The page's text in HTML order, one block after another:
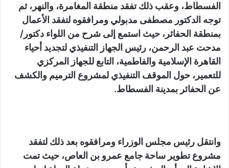
الفسطاط، وعقب ذلك تفقد منطقة المغامرة، والنهر، ثم
توجه الدكتور مصطفى مدبولي ومرافقوه لتفقد الأعمال
بمنطقة الحفائر، حيث استمع إلى شرح من اللواء دكتور/
مدحت عبد الرحمن، رئيس الجهاز التنفيذي لتجديد أحياء
القاهرة الإسلامية والفاطمية، التابع للجهاز المركزي
للتعمير، حول الموقف التنفيذي لمشروع الترميم والكشف
عن الحفائر بمدينة الفسطاط.
وانتقل رئيس مجلس الوزراء ومرافقوه بعد ذلك لتفقد
مشروع تطوير ساحة جامع عمرو بن العاص، حيث تمت